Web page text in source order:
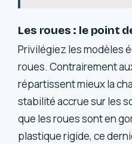
Les roues : le point
Privilégiez les modèles
roues. Contrairement
répartissent mieux la
stabilité accrue sur les
que les roues sont en
plastique rigide, ce